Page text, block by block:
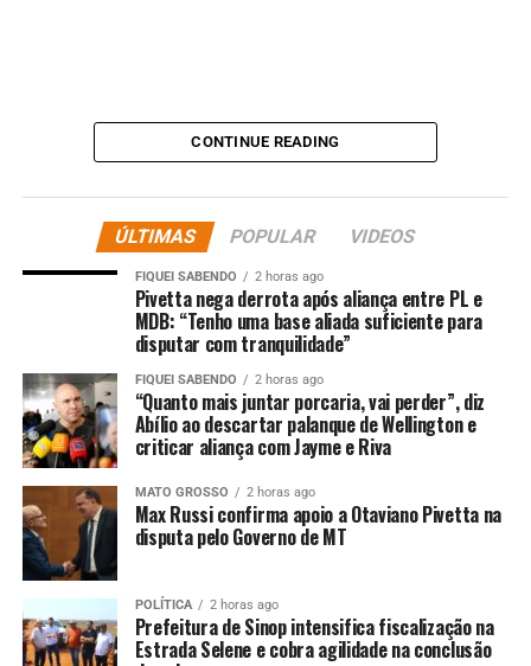
Segundo informações do Corpo de Bombeiros, o
incêndio iniciou no quarto da vítima. As chamas se
espalharam atingindo a sala, cozinha, varanda e parte do
outro quarto. A fumaça e a fuligem atingiram os andares
imediatamente superiores devido ao acidente.
No local, a equipe do Corpo de Bombeiros buscou por
possíveis vítimas no prédio, visto que é composto por
uma torre de 10 andares. Enquanto havia conferência
nos andares, outra equipe iniciou o trabalho de combate
utilizando recursos do próprio prédio como mangueiras
CONTINUE READING
ÚLTIMAS POPULAR VIDEOS
FIQUEI SABENDO 2 horas ago
Pivetta nega derrota após aliança entre PL e
MDB: “Tenho uma base aliada suficiente para
disputar com tranquilidade”
FIQUEI SABENDO 2 horas ago
“Quanto mais juntar porcaria, vai perder”, diz
Abílio ao descartar palanque de Wellington e
criticar aliança com Jayme e Riva
MATO GROSSO 2 horas ago
Max Russi confirma apoio a Otaviano Pivetta na
disputa pelo Governo de MT
POLÍTICA 2 horas ago
Prefeitura de Sinop intensifica fiscalização na
Estrada Selene e cobra agilidade na conclusão